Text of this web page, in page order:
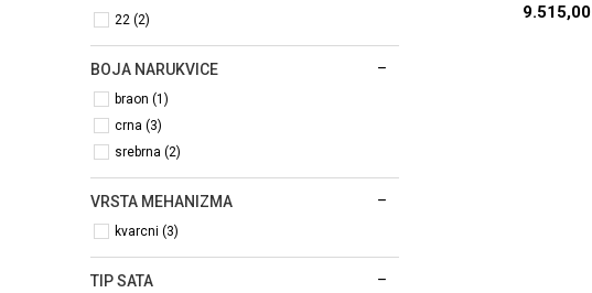
22 (2)
BOJA NARUKVICE
braon (1)
crna (3)
srebrna (2)
VRSTA MEHANIZMA
kvarcni (3)
TIP SATA
9.515,00